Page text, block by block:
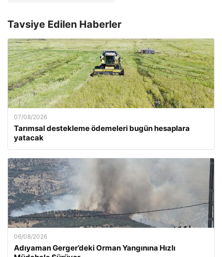
Tavsiye Edilen Haberler
07/08/2026
Tarımsal destekleme ödemeleri bugün hesaplara
yatacak
06/08/2026
Adıyaman Gerger’deki Orman Yangınına Hızlı